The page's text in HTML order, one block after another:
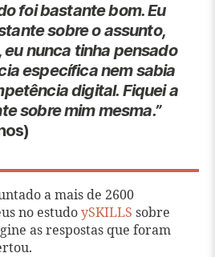
foi bastante bom. Eu
sobre o assunto,
nunca tinha pensado
específica nem sabia
digital. Fiquei a
sobre mim mesma.”
a mais de 2600
no estudo ySKILLS sobre
as respostas que foram